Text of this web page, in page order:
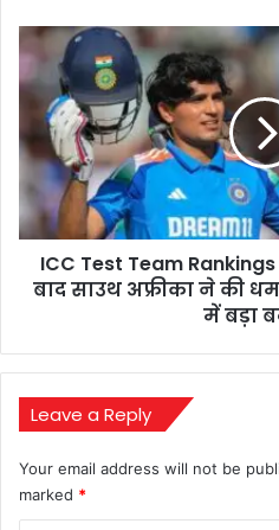
75
किलो
का
टारगेट
रख
सभी
चौंकाया
ICC
Team
Rankings
Update:
भारत
के
साउथ
की
छलांग,
ICC
रैंकिंग
ICC Test Team
बाद साउथ अफ्रीका ने की
में बड़ा
Leave a Reply
Your email address will not be
marked *